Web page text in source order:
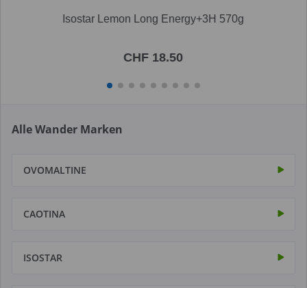
Isostar Lemon Long Energy+3H 570g
CHF 18.50
Alle Wander Marken
OVOMALTINE
CAOTINA
ISOSTAR